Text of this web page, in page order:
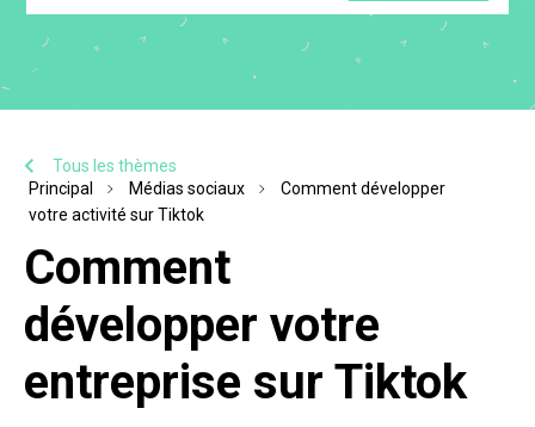
Tous les thèmes
Principal
Médias sociaux
Comment développer
votre activité sur Tiktok
Comment
développer votre
entreprise sur Tiktok